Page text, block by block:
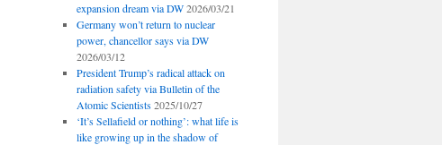
expansion dream via DW 2026/03/21
Germany won’t return to nuclear
power, chancellor says via DW
2026/03/12
President Trump’s radical attack on
radiation safety via Bulletin of the
Atomic Scientists 2025/10/27
‘It’s Sellafield or nothing’: what life is
like growing up in the shadow of